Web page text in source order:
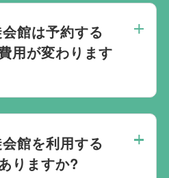
持たないことで無理に自
となく柔軟にご提案がで
介させていただきま
葬儀気を行うのが一般
儀を行うかは多様化し
場を借りて行う必要はな
でご葬儀を行う自宅葬を
す。私たちは自宅でのご
績がございますので、
館は予約する
用が変わります
約をしても式場利用料は
館を利用する
りますか?